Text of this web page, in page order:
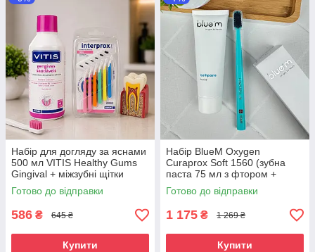
Набір для догляду за яснами
500 мл VITIS Healthy Gums
Gingival + міжзубні щітки
INTERPROX PLUS 2G MIX 6
шт
Готово до відправки
586 ₴ 645 ₴
Купити
Набір BlueM Oxygen
Curaprox Soft 1560 (зубна
паста 75 мл з фтором +
зубна щітка Soft)
Готово до відправки
1 175 ₴ 1 269 ₴
Купити